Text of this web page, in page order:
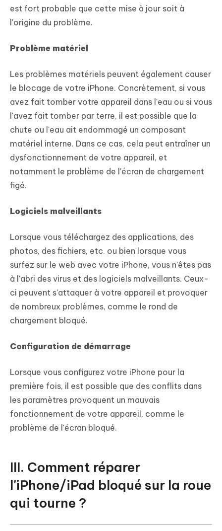
est fort probable que cette mise à jour soit à
l'origine du problème.
Problème matériel
Les problèmes matériels peuvent également causer
le blocage de votre iPhone. Concrètement, si vous
avez fait tomber votre appareil dans l'eau ou si vous
l'avez fait tomber par terre, il est possible que la
chute ou l'eau ait endommagé un composant
matériel interne. Dans ce cas, cela peut entraîner un
dysfonctionnement de votre appareil, et
notamment le problème de l'écran de chargement
figé.
Logiciels malveillants
Lorsque vous téléchargez des applications, des
photos, des fichiers, etc. ou bien lorsque vous
surfez sur le web avec votre iPhone, vous n'êtes pas
à l'abri des virus et des logiciels malveillants. Ceux-
ci peuvent s'attaquer à votre appareil et provoquer
de nombreux problèmes, comme le rond de
chargement bloqué.
Configuration de démarrage
Lorsque vous configurez votre iPhone pour la
première fois, il est possible que des conflits dans
les paramètres provoquent un mauvais
fonctionnement de votre appareil, comme le
problème de l'écran bloqué.
III. Comment réparer
l'iPhone/iPad bloqué sur la roue
qui tourne ?